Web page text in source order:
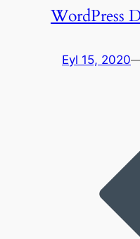
WordPress
Eyl 15, 2020